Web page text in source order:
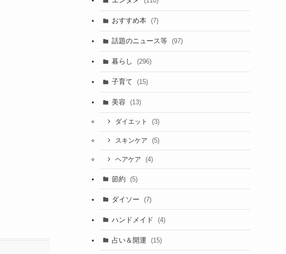
おすすめ本 (7)
話題のニュース等 (97)
暮らし (296)
子育て (15)
美容 (13)
ダイエット (3)
スキンケア (5)
ヘアケア (4)
節約 (5)
ダイソー (7)
ハンドメイド (4)
占い＆開運 (15)